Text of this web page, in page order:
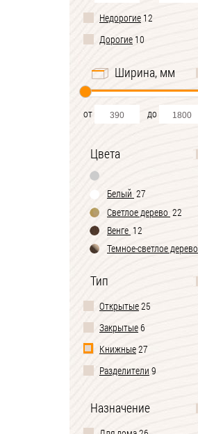
Недорогие 12
Дорогие 10
Ширина, мм
от до
Цвета
Белый 27
Светлое дерево 22
Венге 12
Темное-cветлое дерево
Тип
Открытые25
Закрытые6
Книжные27
Разделители 9
Модульные 7
Назначение